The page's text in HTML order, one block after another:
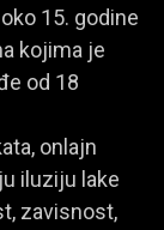
15. godine
kojima je
od 18
onlajn
iluziju lake
zavisnost,